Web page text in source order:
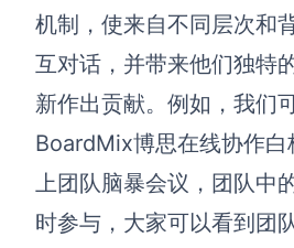
私有化部署
客户案例
企业版申请试用
满足企业级团队协作和管理需
机制，使来自不同层次和
互对话，并带来他们独特
新作出贡献。例如，我们
BoardMix博思在线协作白
上团队脑暴会议，团队中
时参与，大家可以看到团